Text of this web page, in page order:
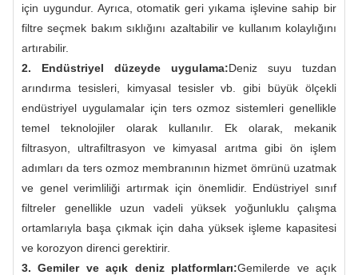
için uygundur. Ayrıca, otomatik geri yıkama işlevine sahip bir
filtre seçmek bakım sıklığını azaltabilir ve kullanım kolaylığını
artırabilir.
2. Endüstriyel düzeyde uygulama:Deniz suyu tuzdan
arındırma tesisleri, kimyasal tesisler vb. gibi büyük ölçekli
endüstriyel uygulamalar için ters ozmoz sistemleri genellikle
temel teknolojiler olarak kullanılır. Ek olarak, mekanik
filtrasyon, ultrafiltrasyon ve kimyasal arıtma gibi ön işlem
adımları da ters ozmoz membranının hizmet ömrünü uzatmak
ve genel verimliliği artırmak için önemlidir. Endüstriyel sınıf
filtreler genellikle uzun vadeli yüksek yoğunluklu çalışma
ortamlarıyla başa çıkmak için daha yüksek işleme kapasitesi
ve korozyon direnci gerektirir.
3. Gemiler ve açık deniz platformları:Gemilerde ve açık